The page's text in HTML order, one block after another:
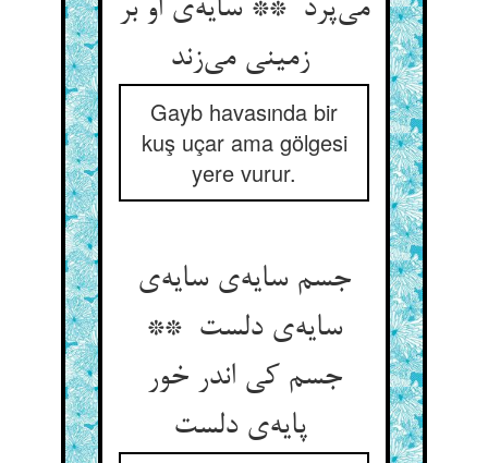
می‌پرد ** سایه‌ی او بر
Gayb havasında bir
kuş uçar ama gölgesi
yere vurur.
جسم سایه‌ی سایه‌ی
سایه‌ی دلست **
جسم کی اندر خور
پایه‌ی دلست